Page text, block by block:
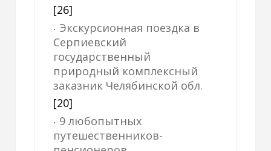
[26]
Экскурсионная поездка в
Серпиевский
государственный
природный комплексный
заказник Челябинской обл.
[20]
9 любопытных
путешественников-